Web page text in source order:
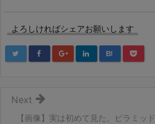
よろしければシェアお願いします
B!
【画像】実は初めて見た、ピラミッド
Next